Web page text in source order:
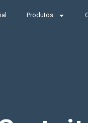
Produtos